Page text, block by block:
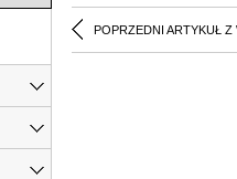
POPRZEDNI ARTYKUŁ Z